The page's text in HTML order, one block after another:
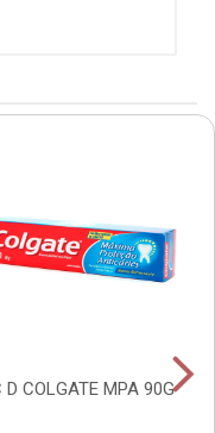
D COLGATE MPA 90G